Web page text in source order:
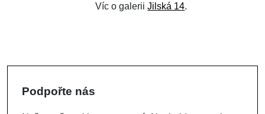
Víc o galeriiJilská 14.
Podpořte nás